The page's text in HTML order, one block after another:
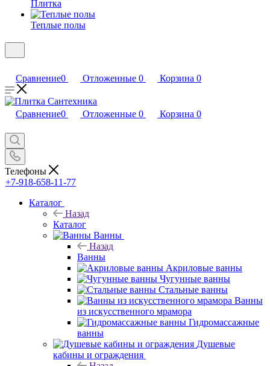
Плитка
Теплые полы
Сравнение0 Отложенные 0 Корзина 0
Сравнение0 Отложенные 0 Корзина 0
Телефоны
+7-918-658-11-77
Каталог
Назад
Каталог
Ванны
Назад
Ванны
Акриловые ванны
Чугунные ванны
Стальные ванны
Ванны
из искусственного мрамора
Гидромассажные
ванны
Душевые
кабины и ограждения